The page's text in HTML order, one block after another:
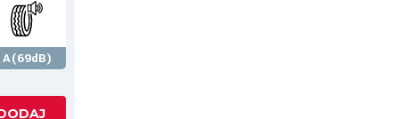
A(69dB)